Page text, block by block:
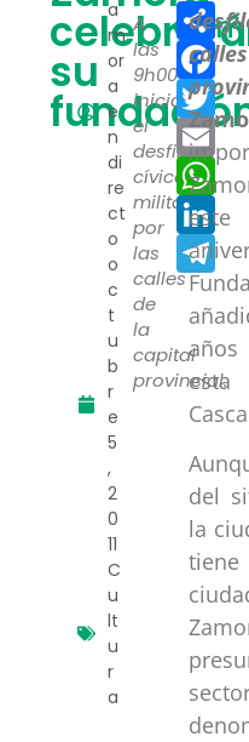
celebrará
su
a
m
or
a
e
n
di
re
ct
o
o
c
t
u
b
r
e
5
,
2
0
11
C
u
lt
u
r
a
A
las
9h00
iniciará
el
desfile
cívico
militar
por
las
calles
de
la
capital
provincial.
del
la